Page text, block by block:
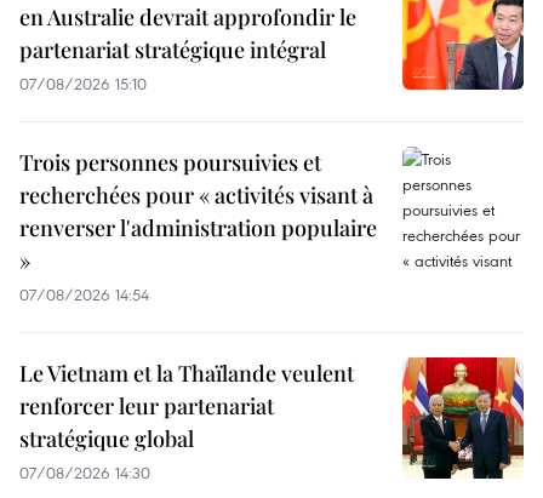
en Australie devrait approfondir le
partenariat stratégique intégral
07/08/2026 15:10
Trois personnes poursuivies et
recherchées pour « activités visant à
renverser l'administration populaire
»
07/08/2026 14:54
Le Vietnam et la Thaïlande veulent
renforcer leur partenariat
stratégique global
07/08/2026 14:30